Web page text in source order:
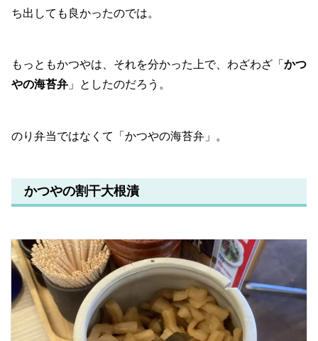
ち出しても良かったのでは。
もっともかつやは、それを分かった上で、わざわざ「 かつ
やの海苔弁 」としたのだろう。
のり弁当ではなくて「かつやの海苔弁」。
かつやの割干大根漬